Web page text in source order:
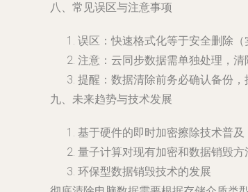
八、常见误区与注意事项
误区：快速格式化等于安全删除（
注意：云同步数据需单独处理，
提醒：数据清除前务必确认备份，
九、未来趋势与技术发展
基于硬件的即时加密擦除技术普及
量子计算对现有加密和数据销毁方
环保型数据销毁技术的发展